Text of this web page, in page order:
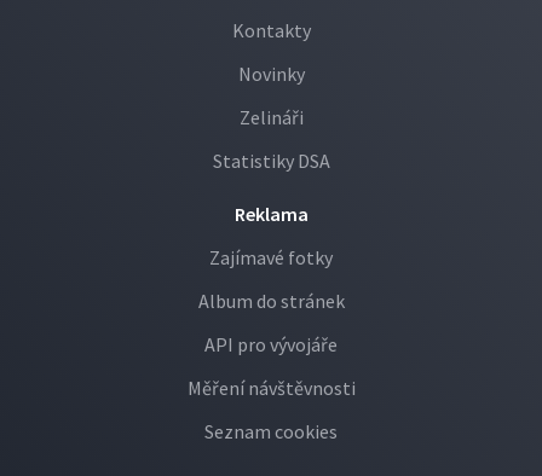
Kontakty
Novinky
Zelináři
Statistiky DSA
Reklama
Zajímavé fotky
Album do stránek
API pro vývojáře
Měření návštěvnosti
Seznam cookies